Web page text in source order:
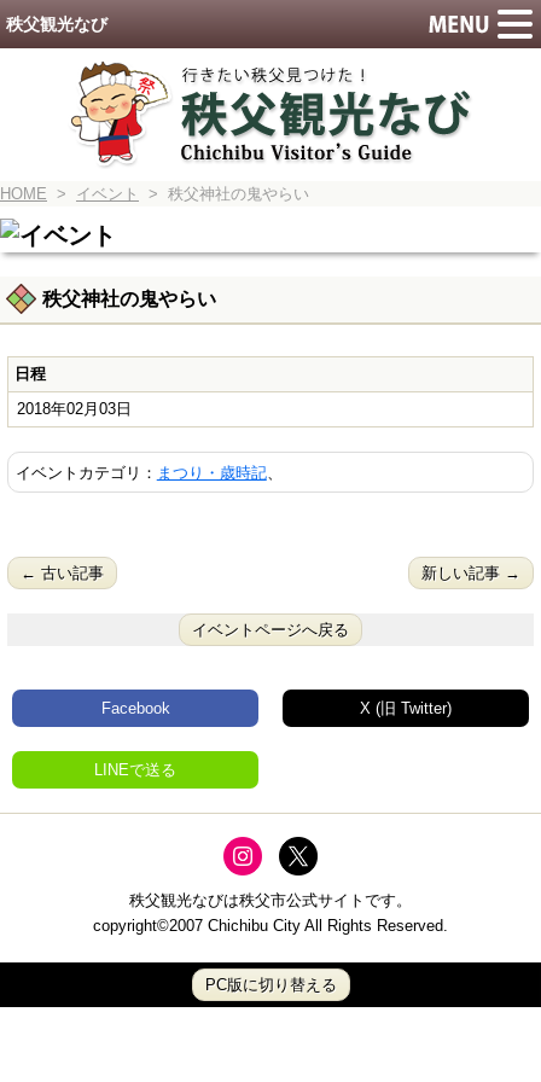
HOME > イベント > 秩父神社の鬼やらい
秩父神社の鬼やらい
日程
2018年02月03日
イベントカテゴリ： まつり・歳時記、
← 古い記事 新しい記事 →
イベントページへ戻る
Facebook X (旧 Twitter)
LINEで送る
秩父観光なびは秩父市公式サイトです。
copyright©2007 Chichibu City All Rights Reserved.
秩父観光なび
PC版に切り替える